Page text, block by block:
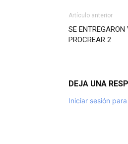
Artículo anterior
SE
PROCREAR 2
DEJA UNA
Iniciar sesión